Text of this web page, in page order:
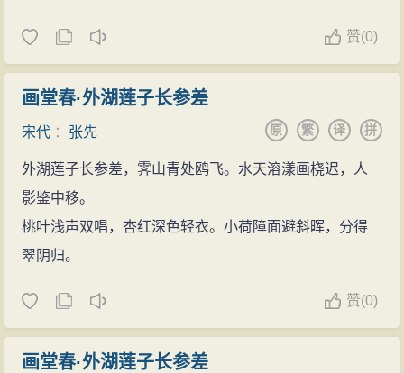
赞(0)
画堂春·外湖莲子长参差
宋代 ： 张先 拼
译
繁
原
外湖莲子长参差，霁山青处鸥飞。水天溶漾画桡迟，人
影鉴中移。
桃叶浅声双唱，杏红深色轻衣。小荷障面避斜晖，分得
翠阴归。
赞(0)
画堂春·外湖莲子长参差